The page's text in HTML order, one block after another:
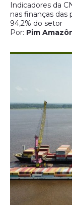
Indicadores da
nas finanças das
94,2% do setor
Por: Pim